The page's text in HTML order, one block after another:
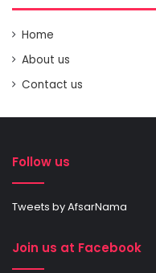
Home
About us
Contact us
Follow us
Tweets by AfsarNama
Join us at Facebook